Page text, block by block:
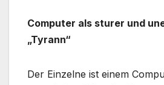
Computer als sturer und
„Tyrann“
Der Einzelne ist einem